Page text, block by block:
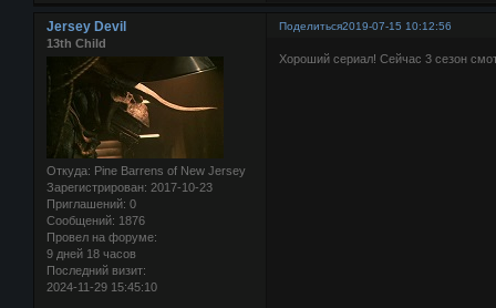
Поделиться2019-07-15 10:12:56
Jersey Devil
13th Child
Откуда: Pine Barrens of New Jersey
Зарегистрирован: 2017-10-23
Приглашений: 0
Сообщений: 1876
Провел на форуме:
9 дней 18 часов
Последний визит:
2024-11-29 15:45:10
Хороший сериал! Сейчас 3 сезон